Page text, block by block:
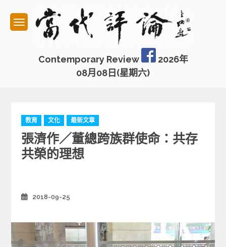
content
Contemporary Review
2026年
08月08日(星期六)
C
a
t
e
g
i
e
教育 文化 最新文章
張濟作／董總跨族群使命：共存
共榮的理想
2018-09-25